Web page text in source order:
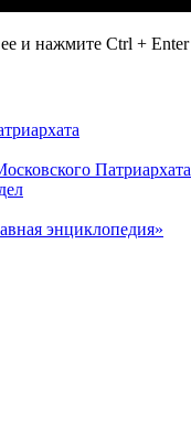
и нажмите Ctrl + Enter
Патриархата
энциклопедия»